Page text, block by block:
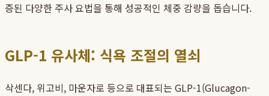
증된 다양한 주사 요법을 통해 성공적인 체중 감량을 돕습니다.
GLP-1 유사체: 식욕 조절의 열쇠
삭센다, 위고비, 마운자로 등으로 대표되는 GLP-1(Glucagon-